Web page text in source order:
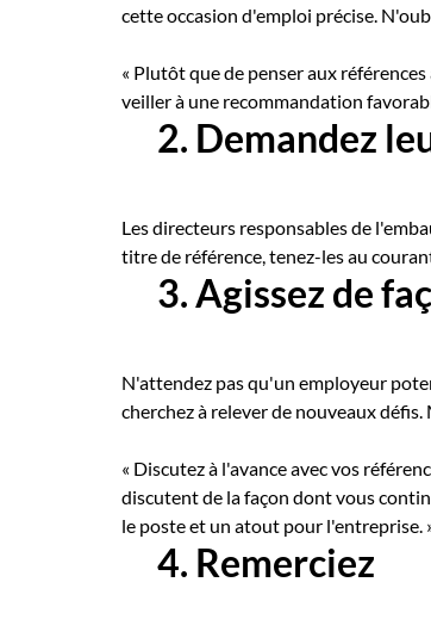
cette occasion d'emploi précise.
« Plutôt que de penser aux
veiller à une recommandation
2. Demandez
Les directeurs responsables de
titre de référence, tenez-les au
3. Agissez de
N'attendez pas qu'un employeur
cherchez à relever de nouveaux
« Discutez à l'avance avec vos
discutent de la façon dont vous
le poste et un atout pour l'entreprise.
4. Remerciez